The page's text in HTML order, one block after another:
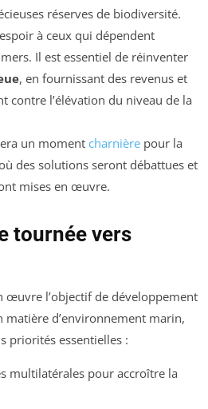
réserves de biodiversité.
à ceux qui dépendent
Il est essentiel de réinventer
, en fournissant des revenus et
contre l’élévation du niveau de la
un moment charnière pour la
des solutions seront débattues et
mises en œuvre.
tournée vers
œuvre l’objectif de développement
matière d’environnement marin,
priorités essentielles :
multilatérales pour accroître la